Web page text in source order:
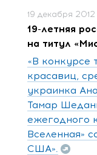
19 декабря 2012
19-летняя
на титул
«В конкурсе
красавиц,
украинка
Тамар
ежегодного
Вселенная»
США».